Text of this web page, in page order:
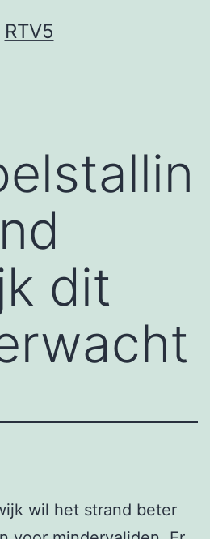
RTV5
dit
wil het strand beter